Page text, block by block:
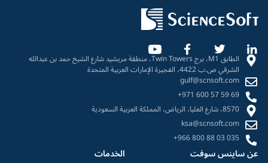
الطابق M1، برج Twin Towers، منطقة مريشيد شارع الشيخ حمد بن عبدالله
الشرقي ص.ب 4422، الفجيرة الإمارات العربية المتحدة
gulf@scnsoft.com
+971 600 57 59 69
8570، شارع العليا، الرياض، المملكة العربية السعودية
ksa@scnsoft.com
+966 800 88 03 035
عن ساينس سوفت الخدمات